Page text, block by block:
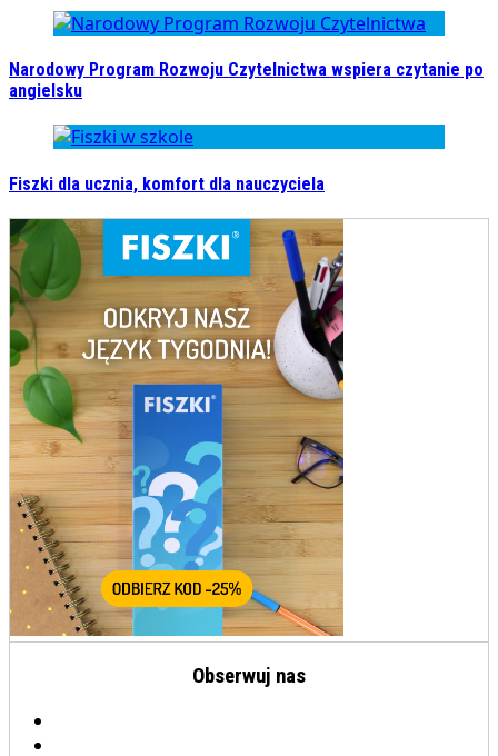
Narodowy Program Rozwoju Czytelnictwa wspiera czytanie po
angielsku
Fiszki dla ucznia, komfort dla nauczyciela
Obserwuj nas